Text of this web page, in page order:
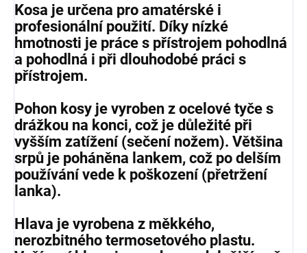
Kosa je určena pro amatérské i
profesionální použití. Díky nízké
hmotnosti je práce s přístrojem pohodlná
a pohodlná i při dlouhodobé práci s
přístrojem.
Pohon kosy je vyroben z ocelové tyče s
drážkou na konci, což je důležité při
vyšším zatížení (sečení nožem). Většina
srpů je poháněna lankem, což po delším
používání vede k poškození (přetržení
lanka).
Hlava je vyrobena z měkkého,
nerozbitného termosetového plastu.